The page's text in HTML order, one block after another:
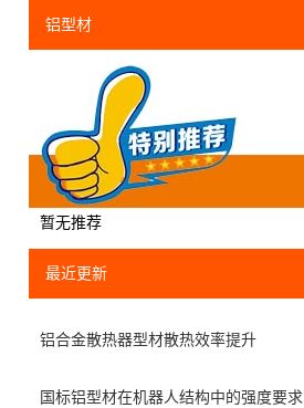
铝型材
暂无推荐
最近更新
铝合金散热器型材散热效率提升
国标铝型材在机器人结构中的强度要求